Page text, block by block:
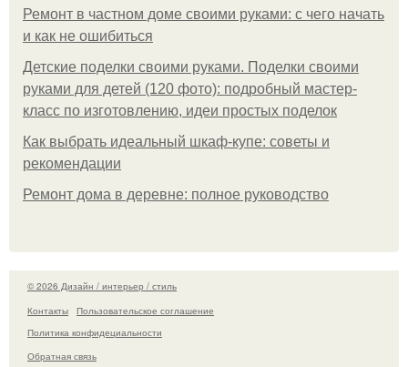
Ремонт в частном доме своими руками: с чего начать
и как не ошибиться
Детские поделки своими руками. Поделки своими
руками для детей (120 фото): подробный мастер-
класс по изготовлению, идеи простых поделок
Как выбрать идеальный шкаф-купе: советы и
рекомендации
Ремонт дома в деревне: полное руководство
© 2026 Дизайн / интерьер / стиль
Контакты
Пользовательское соглашение
Политика конфидециальности
Обратная связь